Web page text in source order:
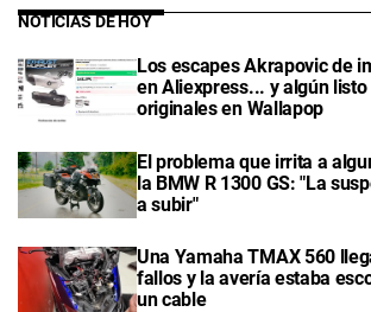
NOTICIAS DE HOY
Los escapes Akrapovic de
en Aliexpress... y algún
originales en Wallapop
El problema que irrita a
la BMW R 1300 GS: "La
a subir"
Una Yamaha TMAX 560
fallos y la avería estaba
un cable